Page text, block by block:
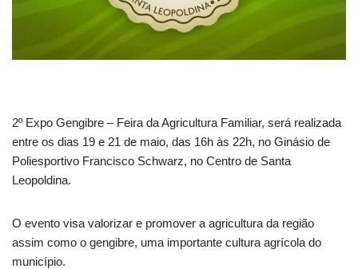
2º Expo Gengibre – Feira da Agricultura Familiar, será realizada
entre os dias 19 e 21 de maio, das 16h às 22h, no Ginásio de
Poliesportivo Francisco Schwarz, no Centro de Santa
Leopoldina.
O evento visa valorizar e promover a agricultura da região
assim como o gengibre, uma importante cultura agrícola do
município.